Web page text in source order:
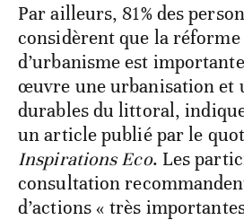
Par ailleurs, 81% des
considèrent que la
d’urbanisme est
œuvre une urbanisation et
durables du littoral,
un article publié par le
Inspirations Eco. Les
consultation
d’actions « très